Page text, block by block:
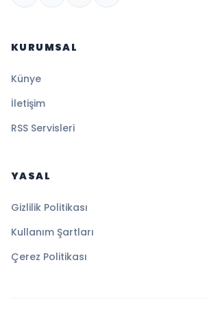
KURUMSAL
Künye
İletişim
RSS Servisleri
YASAL
Gizlilik Politikası
Kullanım Şartları
Çerez Politikası